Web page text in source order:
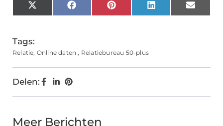
X
(Twitter)
FacebookPinterestLinkedInEmail
Tags:
Relatie, Online daten , Relatiebureau 50-plus
Delen:
Meer Berichten